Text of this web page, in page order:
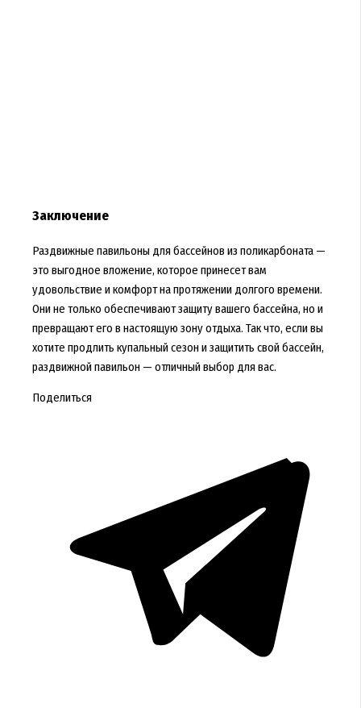
Заключение
Раздвижные павильоны для бассейнов из поликарбоната —
это выгодное вложение, которое принесет вам
удовольствие и комфорт на протяжении долгого времени.
Они не только обеспечивают защиту вашего бассейна, но и
превращают его в настоящую зону отдыха. Так что, если вы
хотите продлить купальный сезон и защитить свой бассейн,
раздвижной павильон — отличный выбор для вас.
Поделиться